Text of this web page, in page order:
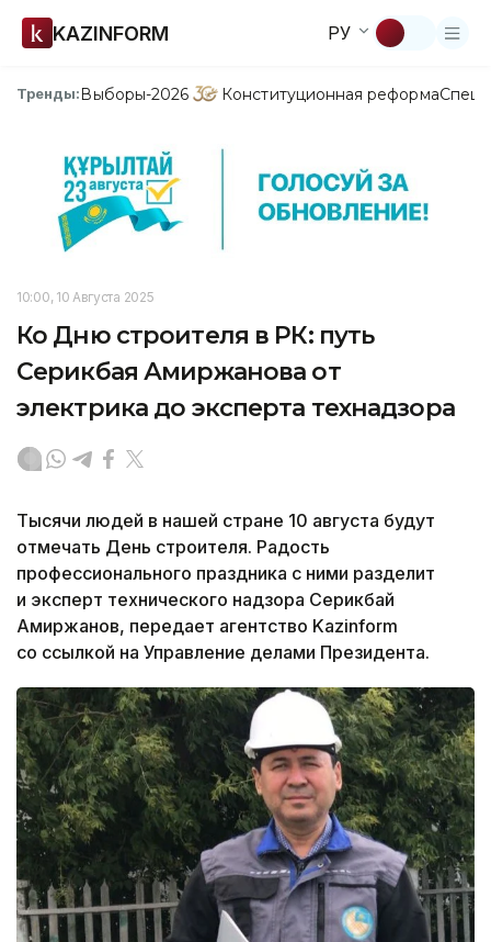
KAZINFORM РУ
Тренды:Выборы-2026 Конституционная реформа
10:00, 10 Августа 2025
Ко Дню строителя в РК: путь
Серикбая Амиржанова от
электрика до эксперта технадзора
Тысячи людей в нашей стране 10 августа будут
отмечать День строителя. Радость
профессионального праздника с ними разделит
и эксперт технического надзора Серикбай
Амиржанов, передает агентство Kazinform
со ссылкой на Управление делами Президента.